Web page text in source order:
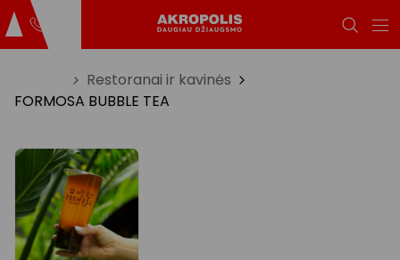
Restoranai ir kavinės
FORMOSA BUBBLE TEA